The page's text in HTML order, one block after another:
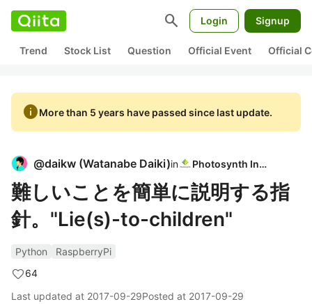
search Login Signup
Trend Stock List Question Official Event Official
infoMore than 5 years have passed since last update.
@daikw (Watanabe Daiki)in Photosynth Inc.
難しいことを簡単に説明する指
針。"Lie(s)-to-children"
Python
RaspberryPi
64
Last updated at 2017-09-29Posted at 2017-09-29